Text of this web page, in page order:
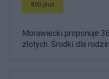
800 plus
Morawiecki proponuje
złotych. Środki dla